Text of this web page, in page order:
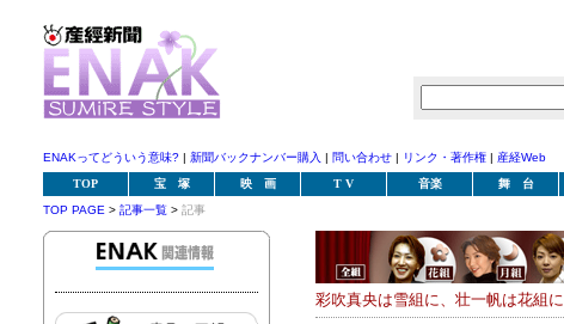
ENAKってどういう意味? | 新聞バックナンバー購入 | 問い合わせ | リンク・著作権 | 産経Web
TOP
宝 塚 映 画 T V 音楽 舞 台
TOP PAGE > 記事一覧 > 記事
彩吹真央は雪組に、壮一帆は花組に